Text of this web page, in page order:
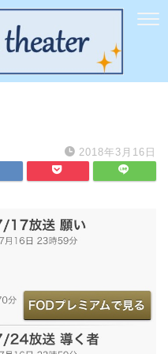
2018年3月16日